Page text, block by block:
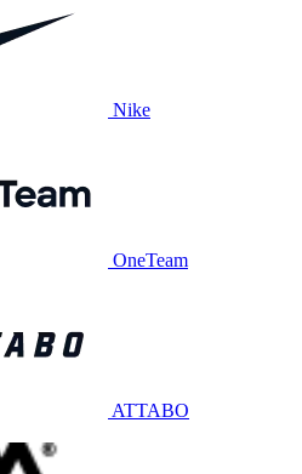
Nike
OneTeam
ATTABO